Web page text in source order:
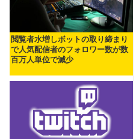
閲覧者水増しボットの取り締まり
で人気配信者のフォロワー数が数
百万人単位で減少